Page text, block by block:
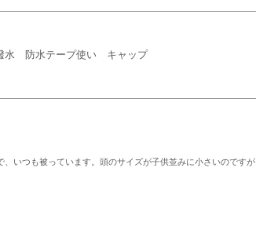
水 防水テープ使い キャップ
いつも被っています。頭のサイズが子供並みに小さいのです